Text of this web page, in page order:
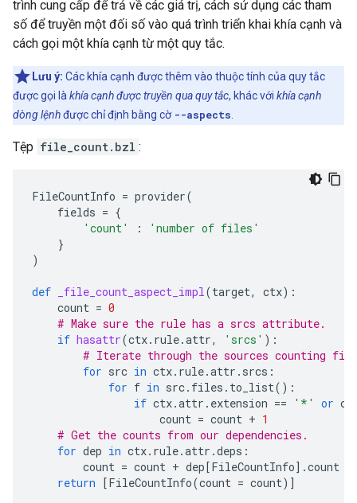
trình cung cấp để trả về các giá trị, cách sử dụng các tham
số để truyền một đối số vào quá trình triển khai khía cạnh và
cách gọi một khía cạnh từ một quy tắc.
Lưu ý: Các khía cạnh được thêm vào thuộc tính của quy tắc
được gọi làkhía cạnh được truyền qua quy tắc, khác với khía cạnh
dòng lệnhđược chỉ định bằng cờ --aspects.
Tệp file_count.bzl :
FileCountInfo = provider(
fields = {
'count'
:
'number of files'
}
)
def _file_count_aspect_impl(target, ctx):
count = 0
# Make sure the rule has a srcs attribute.
if hasattr(ctx. rule.attr, 'srcs' ):
# Iterate through the sources counting
for src in ctx. rule.attr . srcs :
for f in src. files . to_list():
if ctx.attr . extension == '*' or
count = count + 1
# Get the counts from our dependencies.
for dep in ctx. rule.attr .deps :
count = count + dep [FileCountInfo] .count
return
[FileCountInfo(count = count)]